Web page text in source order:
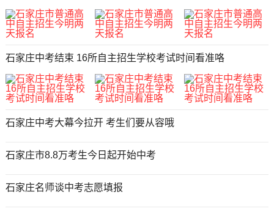
石家庄中考结束 16所自主招生学校考试时间看准咯
石家庄中考大幕今拉开 考生们要从容哦
石家庄市8.8万考生今日起开始中考
石家庄名师谈中考志愿填报